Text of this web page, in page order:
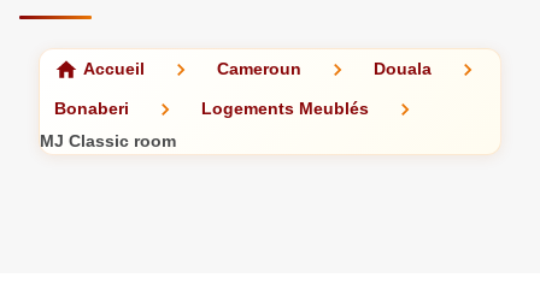
Accueil Cameroun Douala
Bonaberi
Logements Meublés
MJ Classic room